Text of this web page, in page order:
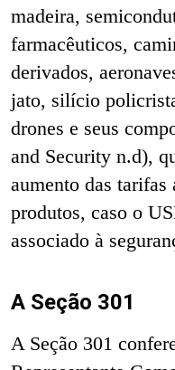
madeira,
farmacêuticos,
derivados,
jato, silício
drones e seus
and Security n.d),
aumento das tarifas
produtos, caso o
associado à
A Seção 301
A Seção 301